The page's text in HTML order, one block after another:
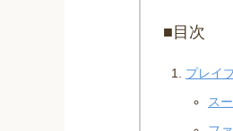
■目次
プレイ
ス